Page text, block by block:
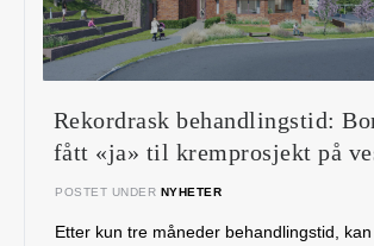
Rekordrask behandlingstid:
fått «ja» til kremprosjekt på
POSTET UNDER NYHETER
Etter kun tre måneder behandlingstid,